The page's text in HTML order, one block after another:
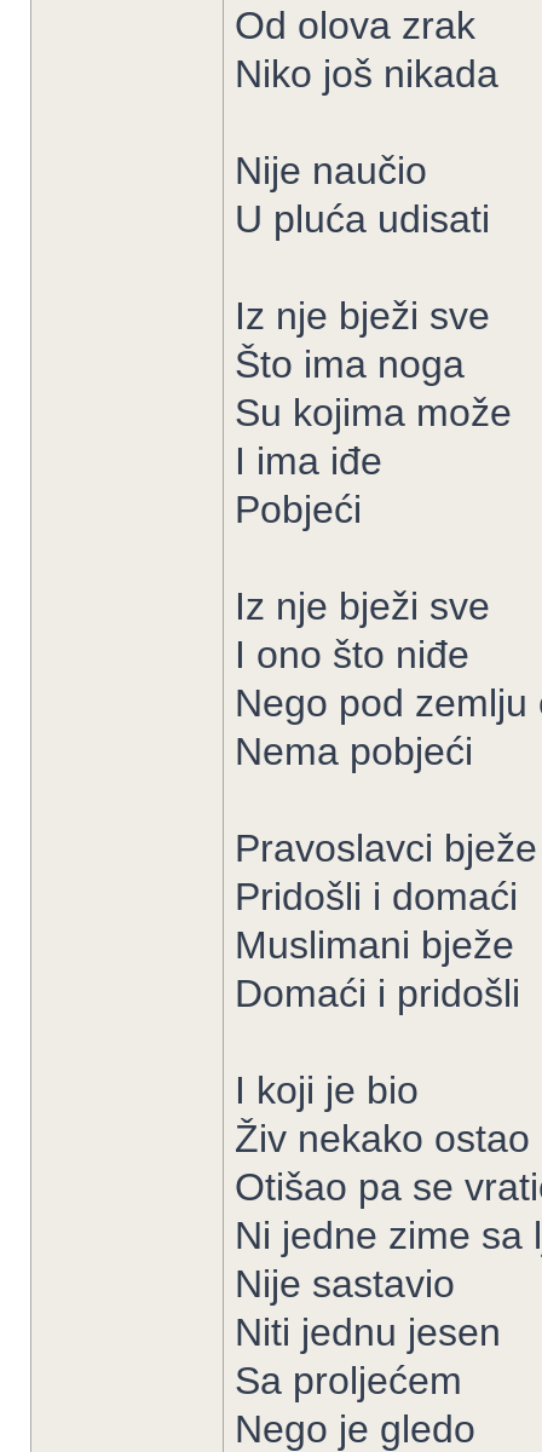
Od olova zrak
Niko još nikada
Nije naučio
U pluća udisati
Iz nje bježi sve
Što ima noga
Su kojima može
I ima iđe
Pobjeći
Iz nje bježi sve
I ono što niđe
Nego pod zemlju
Nema pobjeći
Pravoslavci bježe
Pridošli i domaći
Muslimani bježe
Domaći i pridošli
I koji je bio
Živ nekako ostao
Otišao pa se
Ni jedne zime sa
Nije sastavio
Niti jednu jesen
Sa proljećem
Nego je gledo